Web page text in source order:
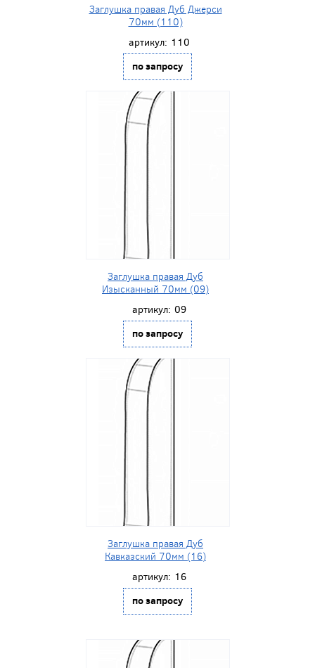
Заглушка правая Дуб Джерси
70мм (110)
артикул: 110
по запросу
Заглушка правая Дуб
Изысканный 70мм (09)
артикул: 09
по запросу
Заглушка правая Дуб
Кавказский 70мм (16)
артикул: 16
по запросу